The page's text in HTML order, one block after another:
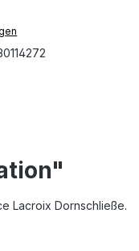
Lacroix Dornschließe.